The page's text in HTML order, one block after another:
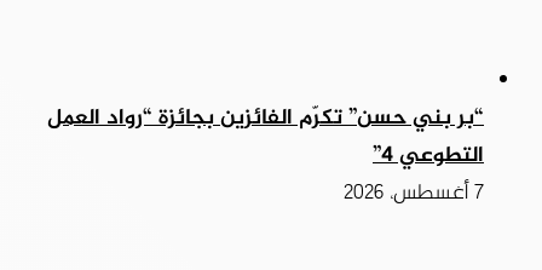
“بر بني حسن” تكرّم الفائزين بجائزة “رواد العمل
التطوعي 4”
7 أغسطس، 2026